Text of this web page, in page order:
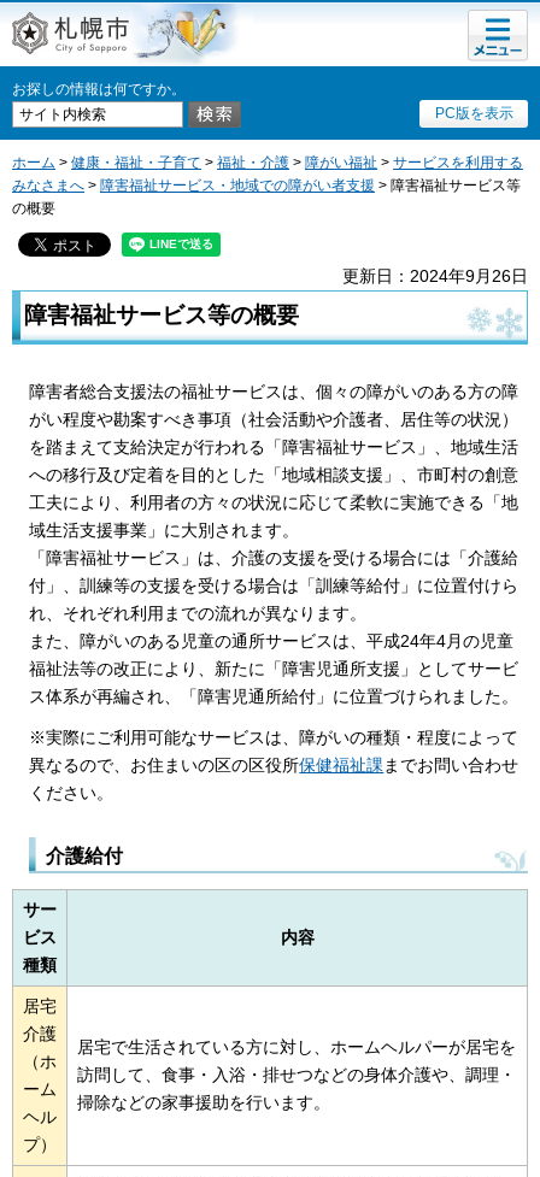
札幌市
お探しの情報は何ですか。
PC版を表示
メニュ
ー
ホーム > 健康・福祉・子育て > 福祉・介護 > 障がい福祉 > サービスを利用する
みなさまへ > 障害福祉サービス・地域での障がい者支援 > 障害福祉サービス等
の概要
更新日：2024年9月26日
障害福祉サービス等の概要
障害者総合支援法の福祉サービスは、個々の障がいのある方の障
がい程度や勘案すべき事項（社会活動や介護者、居住等の状況）
を踏まえて支給決定が行われる「障害福祉サービス」、地域生活
への移行及び定着を目的とした「地域相談支援」、市町村の創意
工夫により、利用者の方々の状況に応じて柔軟に実施できる「地
域生活支援事業」に大別されます。
「障害福祉サービス」は、介護の支援を受ける場合には「介護給
付」、訓練等の支援を受ける場合は「訓練等給付」に位置付けら
れ、それぞれ利用までの流れが異なります。
また、障がいのある児童の通所サービスは、平成24年4月の児童
福祉法等の改正により、新たに「障害児通所支援」としてサービ
ス体系が再編され、「障害児通所給付」に位置づけられました。
※実際にご利用可能なサービスは、障がいの種類・程度によって
異なるので、お住まいの区の区役所保健福祉課までお問い合わせ
ください。
介護給付
サー
ビス
種類
内容
居宅
介護
（ホ
ーム
ヘル
プ）
居宅で生活されている方に対し、ホームヘルパーが居宅を
訪問して、食事・入浴・排せつなどの身体介護や、調理・
掃除などの家事援助を行います。